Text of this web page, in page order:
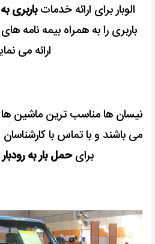
الوبار برای ارائه خدماتباربری
باربری را به همراه بیمه نامه
ارائه می
نیسان ها مناسب ترین ماشین
می باشند و با تماس با کارشناسان
برایحمل بار به رودبار